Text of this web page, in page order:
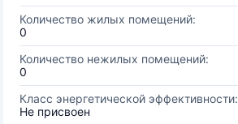
Количество жилых помещений:
0
Количество нежилых помещений:
0
Класс энергетической эффективности:
Не присвоен